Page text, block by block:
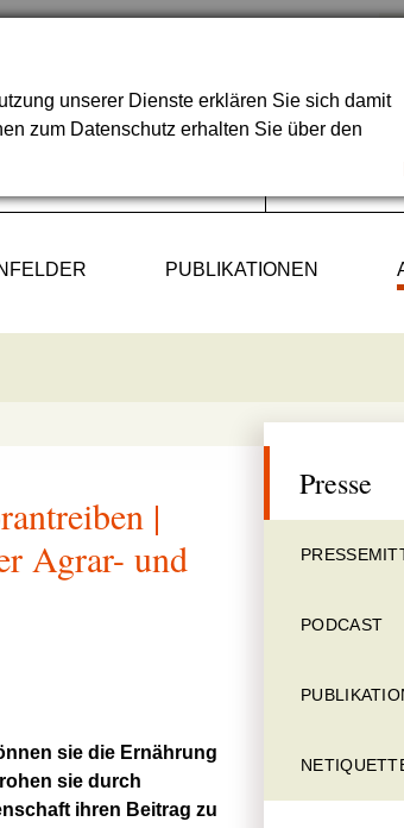
unserer Dienste erklären Sie sich damit
zum Datenschutz erhalten Sie über den
PUBLIKATIONEN
|
Agrar- und
sie die Ernährung
sie durch
ihren Beitrag zu
Presse
PODCAST